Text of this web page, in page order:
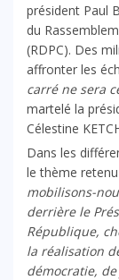
président Paul
du
(RDPC). Des
affronter les
carré ne sera
martelé la
Célestine
Dans les
le thème
mobilisons-
derrière le
République,
la réalisation
démocratie,